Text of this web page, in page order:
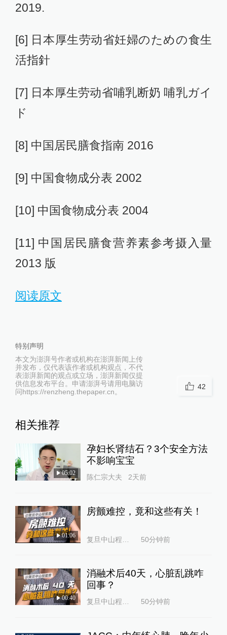
2019.
[6] 日本厚生劳动省妊婦のための食生
活指針
[7] 日本厚生劳动省哺乳断奶 哺乳ガイ
ド
[8] 中国居民膳食指南 2016
[9] 中国食物成分表 2002
[10] 中国食物成分表 2004
[11] 中国居民膳食营养素参考摄入量
2013 版
阅读原文
特别声明
本文为澎湃号作者或机构在澎湃新闻上传
并发布，仅代表该作者或机构观点，不代
表澎湃新闻的观点或立场，澎湃新闻仅提
供信息发布平台。申请澎湃号请用电脑访
问https://renzheng.thepaper.cn。
42
相关推荐
05:02
孕妇长肾结石？3个安全方法
不影响宝宝
陈仁宗大夫 2天前
01:06
房颤难控，竟和这些有关！
50分钟前
00:40
消融术后40天，心脏乱跳咋
回事？
复旦中山程蕾蕾 50分钟前